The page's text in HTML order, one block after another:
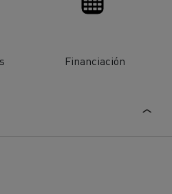
Financiación